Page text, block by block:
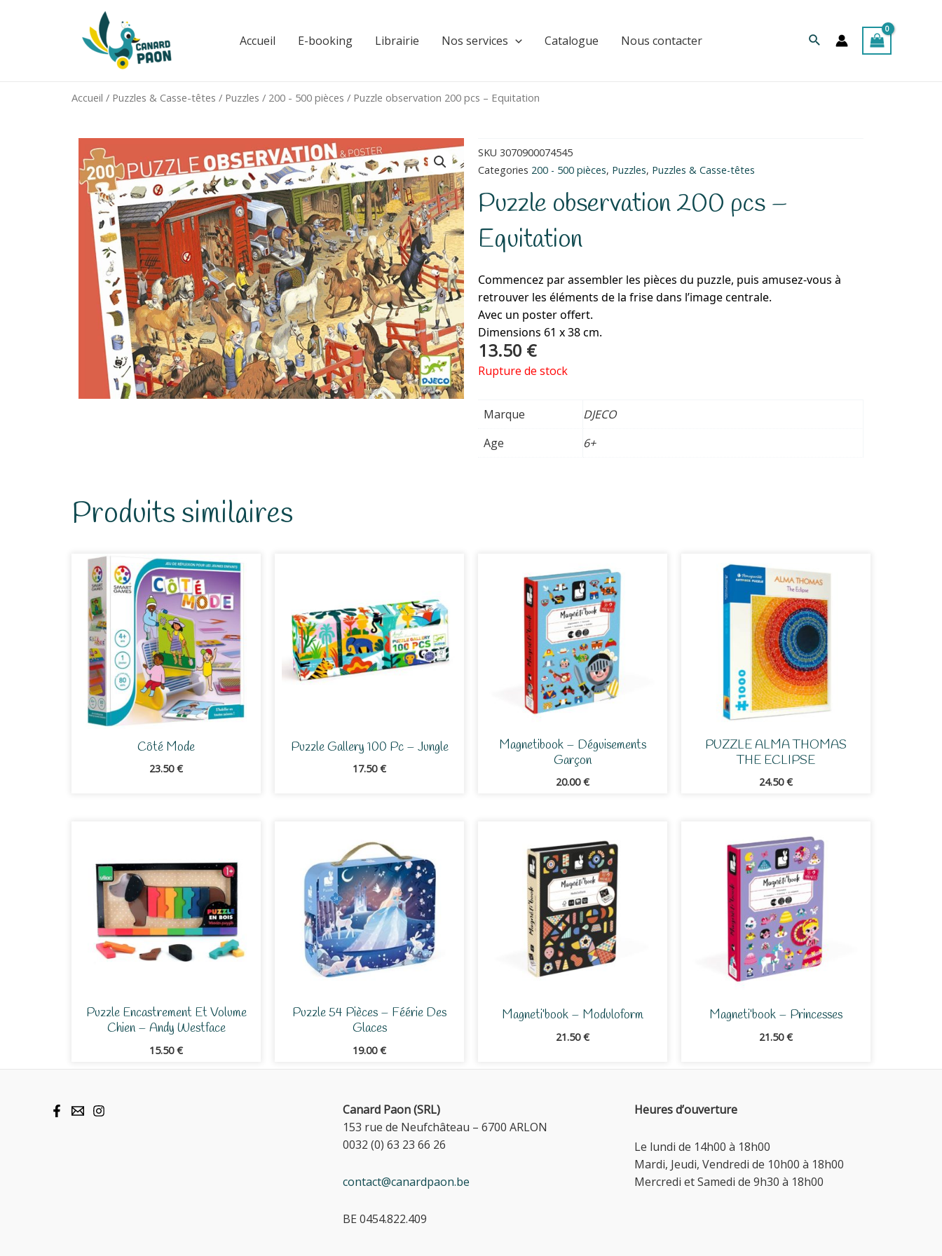
Accueil E-booking Librairie Nos services Catalogue Nous contacter Rechercher
Accueil / Puzzles & Casse-têtes / Puzzles / 200 - 500 pièces / Puzzle observation 200 pcs – Equitation
SKU 3070900074545
Categories 200 - 500 pièces, Puzzles, Puzzles & Casse-têtes
Puzzle observation 200 pcs –
Equitation
Commencez par assembler les pièces du puzzle, puis amusez-vous à
retrouver les éléments de la frise dans l’image centrale.
Avec un poster offert.
Dimensions 61 x 38 cm.
13.50 €
Rupture de stock
Marque
DJECO
Age
6+
Produits similaires
Côté Mode
23.50€
Puzzle Gallery 100 Pc – Jungle
17.50€
Magnetibook – Déguisements
Garçon
20.00€
PUZZLE ALMA THOMAS
THE ECLIPSE
24.50€
Puzzle Encastrement Et Volume
Chien – Andy Westface
15.50€
Puzzle 54 Pièces – Féérie Des
Glaces
19.00€
Magneti’book – Moduloform
21.50€
Magneti’book – Princesses
21.50€
Canard Paon (SRL)
153 rue de Neufchâteau – 6700 ARLON
0032 (0) 63 23 66 26
contact@canardpaon.be
BE 0454.822.409
Heures d’ouverture
Le lundi de 14h00 à 18h00
Mardi, Jeudi, Vendredi de 10h00 à 18h00
Mercredi et Samedi de 9h30 à 18h00